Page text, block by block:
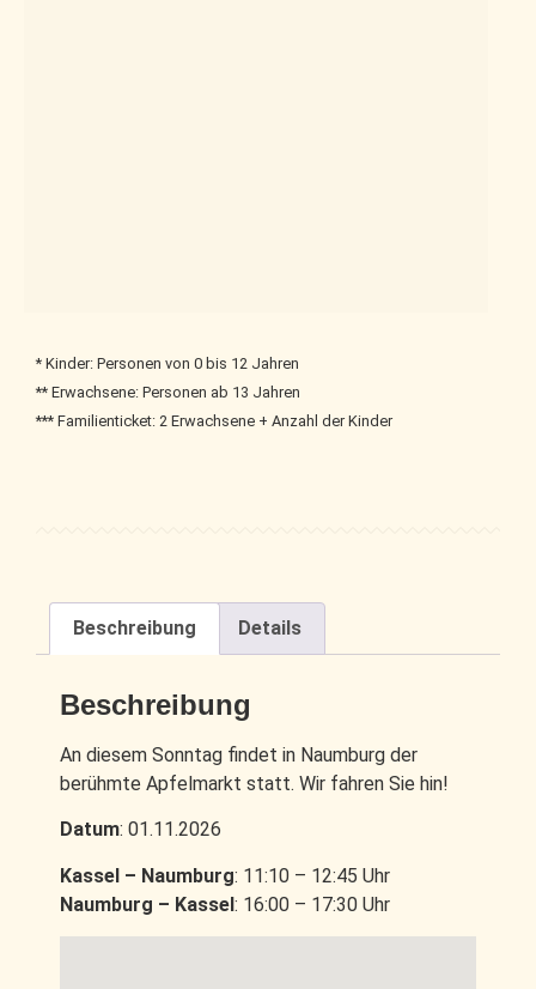
* Kinder: Personen von 0 bis 12 Jahren
** Erwachsene: Personen ab 13 Jahren
*** Familienticket: 2 Erwachsene + Anzahl der Kinder
Beschreibung Details
Beschreibung
An diesem Sonntag findet in Naumburg der
berühmte Apfelmarkt statt. Wir fahren Sie hin!
Datum: 01.11.2026
Kassel – Naumburg: 11:10 – 12:45 Uhr
Naumburg – Kassel: 16:00 – 17:30 Uhr